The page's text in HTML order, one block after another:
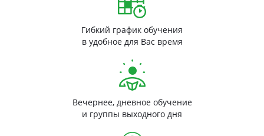
Гибкий график обучения
в удобное для Вас время
Вечернее, дневное обучение
и группы выходного дня